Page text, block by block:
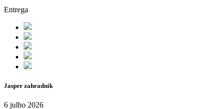
Entrega
Jasper zahradnik
6 julho 2026